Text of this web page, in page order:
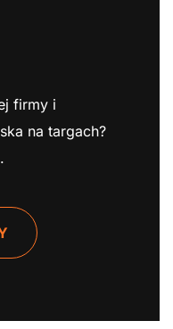
firmy i
na targach?